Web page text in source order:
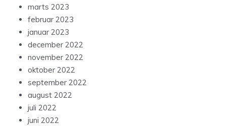
marts 2023
februar 2023
januar 2023
december 2022
november 2022
oktober 2022
september 2022
august 2022
juli 2022
juni 2022